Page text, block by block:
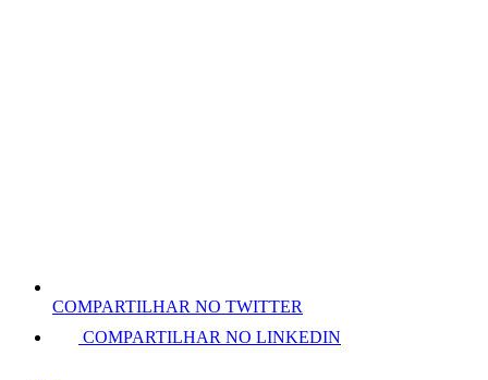
COMPARTILHAR NO TWITTER
COMPARTILHAR NO LINKEDIN